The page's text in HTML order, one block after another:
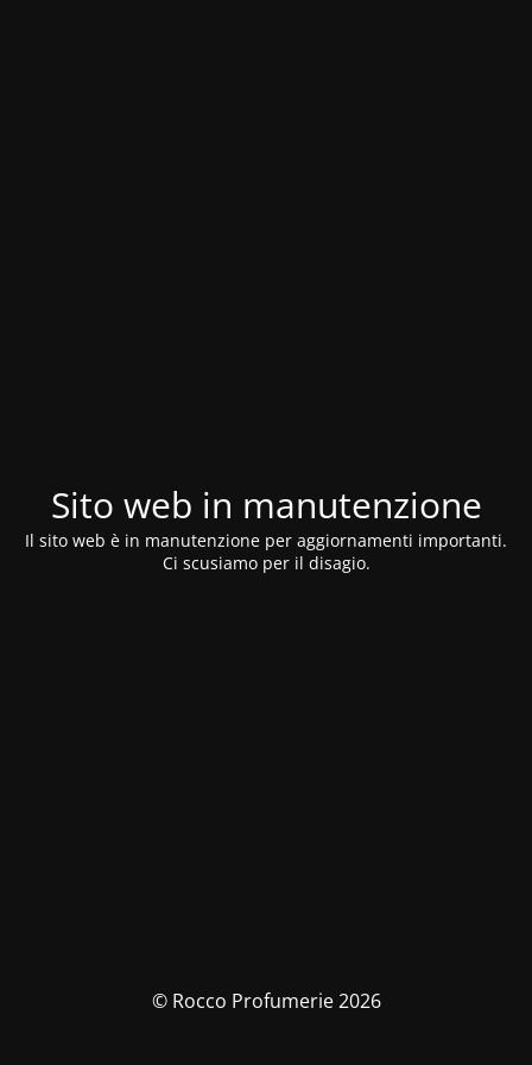
Sito web in manutenzione
Il sito web è in manutenzione per aggiornamenti importanti.
Ci scusiamo per il disagio.
© Rocco Profumerie 2026